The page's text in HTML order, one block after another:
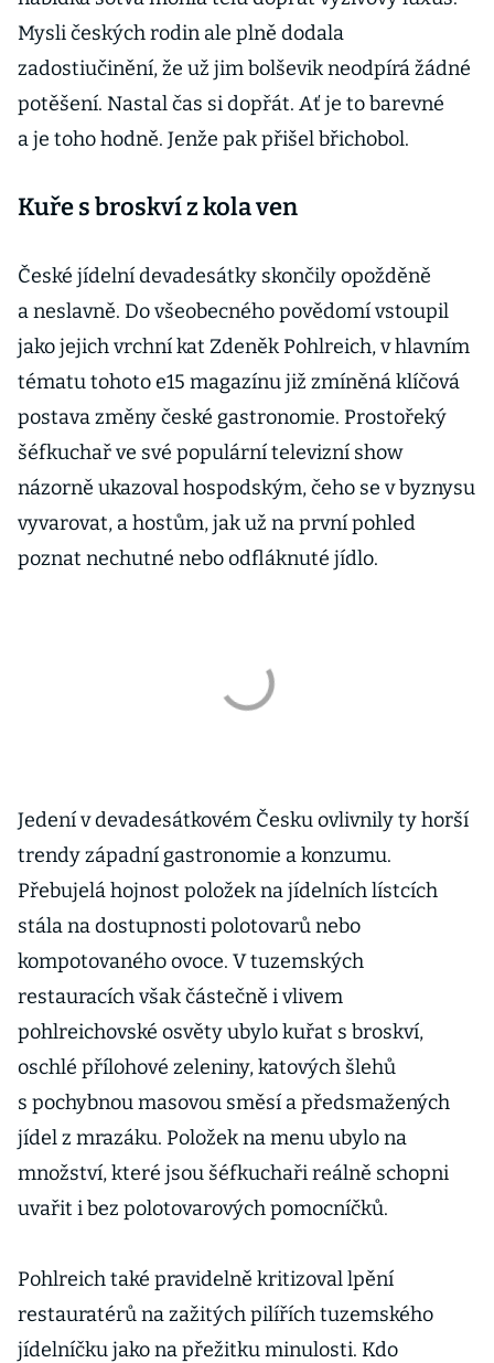
Mysli českých rodin ale plně dodala
zadostiučinění, že už jim bolševik neodpírá žádné
potěšení. Nastal čas si dopřát. Ať je to barevné
a je toho hodně. Jenže pak přišel břichobol.
Kuře s broskví z kola ven
České jídelní devadesátky skončily opožděně
a neslavně. Do vše­obecného povědomí vstoupil
jako jejich vrchní kat Zdeněk Pohl­reich, v hlavním
tématu tohoto e15 magazínu již zmíněná klíčová
postava změny české gastronomie. Prostořeký
šéfkuchař ve své populární televizní show
názorně ukazoval hospodským, čeho se v byznysu
vyvarovat, a hostům, jak už na první pohled
poznat nechutné nebo odfláknuté jídlo.
Jedení v devadesátkovém Česku ovlivnily ty horší
trendy západní gastronomie a konzumu.
Přebujelá hojnost položek na jídelních lístcích
stála na dostupnosti polotovarů nebo
kompotovaného ovoce. V tuzemských
restauracích však částečně i vlivem
pohlreichovské osvěty ubylo kuřat s broskví,
oschlé přílohové zeleniny, katových šlehů
s pochybnou masovou směsí a předsmažených
jídel z mrazáku. Položek na menu ubylo na
množství, které jsou šéfkuchaři reálně schopni
uvařit i bez polotovarových pomocníčků.
Pohlreich také pravidelně kritizoval lpění
restauratérů na zažitých pilířích tuzemského
jídelníčku jako na přežitku minulosti. Kdo